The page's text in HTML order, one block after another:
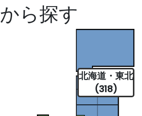
ら探す
北海道・東北
(318)